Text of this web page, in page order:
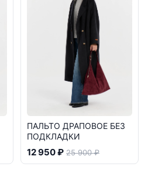
ПАЛЬТО ДРАПОВОЕ БЕЗ
ПОДКЛАДКИ
12 950 ₽ 25 900 ₽